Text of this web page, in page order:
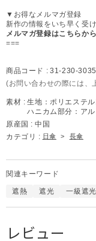
▼お得なメルマガ登録
新作の情報をいち早く受
メルマガ登録はこちらか
===
商品コード : 31-230-
(お問い合わせの際には、
素材 : 生地：ポリエステ
ハニカム部分：ア
原産国 : 中国
カテゴリ : 日傘 > 長傘
関連キーワード
遮熱 遮光 一級遮光
レビュー